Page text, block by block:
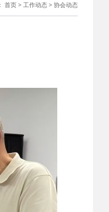
首页> 工作动态> 协会动态